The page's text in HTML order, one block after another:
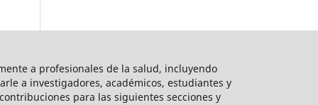
a profesionales de la salud, incluyendo
a investigadores, académicos, estudiantes y
para las siguientes secciones y